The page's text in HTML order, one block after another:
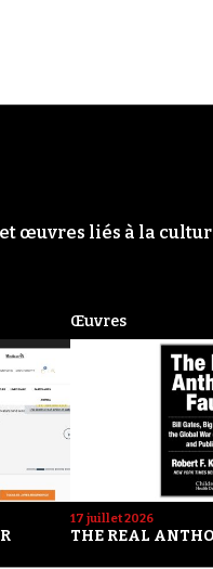
œuvres liés à la
Œuvres
17 juillet 2026
THE REAL